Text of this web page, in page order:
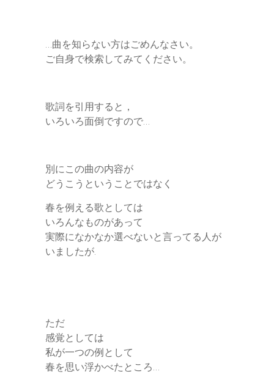
…曲を知らない方はごめんなさい。
ご自身で検索してみてください。
歌詞を引用すると，
いろいろ面倒ですので…
別にこの曲の内容が
どうこうということではなく
春を例える歌としては
いろんなものがあって
実際になかなか選べないと言ってる人が
いましたが.
ただ
感覚としては
私が一つの例として
春を思い浮かべたところ…